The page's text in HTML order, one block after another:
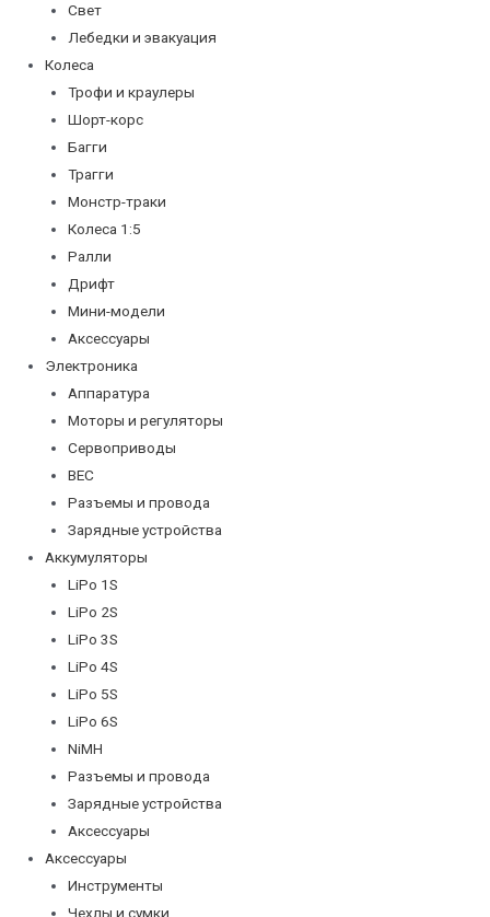
Свет
Лебедки и эвакуация
Колеса
Трофи и краулеры
Шорт-корс
Багги
Трагги
Монстр-траки
Колеса 1:5
Ралли
Дрифт
Мини-модели
Аксессуары
Электроника
Аппаратура
Моторы и регуляторы
Сервоприводы
BEC
Разъемы и провода
Зарядные устройства
Аккумуляторы
LiPo 1S
LiPo 2S
LiPo 3S
LiPo 4S
LiPo 5S
LiPo 6S
NiMH
Разъемы и провода
Зарядные устройства
Аксессуары
Аксессуары
Инструменты
Чехлы и сумки